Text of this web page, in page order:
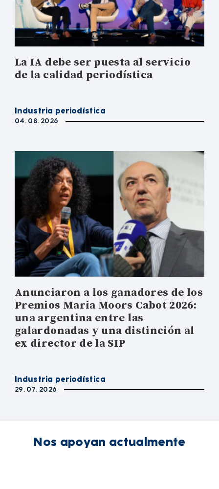
La IA debe ser puesta al servicio
de la calidad periodística
Industria periodística
04. 08. 2026
Anunciaron a los ganadores de los
Premios Maria Moors Cabot 2026:
una argentina entre las
galardonadas y una distinción al
ex director de la SIP
Industria periodística
29. 07. 2026
Nos apoyan actualmente